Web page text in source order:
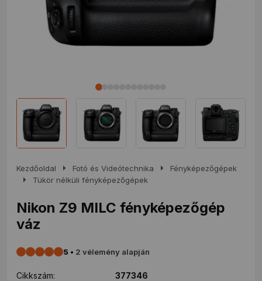
Kezdőoldal arrow_right Fotó és Videótechnika arrow_right Fényképezőgépek
arrow_right Tükör nélküli fényképezőgépek
Nikon Z9 MILC fényképezőgép
váz
5 • 2 vélemény alapján
Cikkszám:
377346